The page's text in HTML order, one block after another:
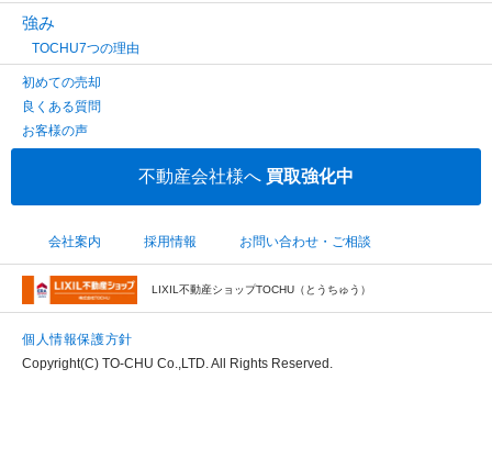
強み
TOCHU7つの理由
初めての売却
良くある質問
お客様の声
不動産会社様へ 買取強化中
会社案内 採用情報 お問い合わせ・ご相談
LIXIL不動産ショップTOCHU（とうちゅう）
個人情報保護方針
Copyright(C) TO-CHU Co.,LTD. All Rights Reserved.